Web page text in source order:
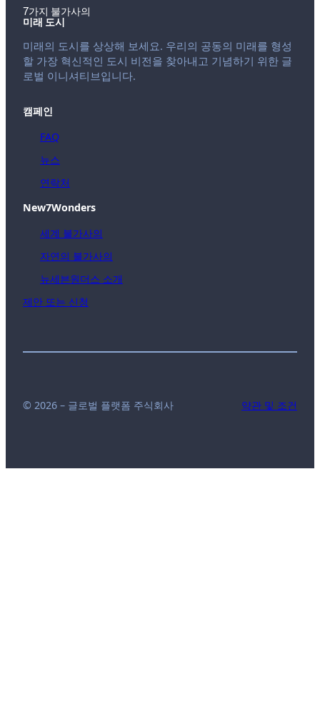
7가지 불가사의
미래 도시
미래의 도시를 상상해 보세요. 우리의 공동의 미래를 형성
할 가장 혁신적인 도시 비전을 찾아내고 기념하기 위한 글
로벌 이니셔티브입니다.
캠페인
FAQ
뉴스
연락처
New7Wonders
세계 불가사의
자연의 불가사의
뉴세븐원더스 소개
제안 또는 신청
© 2026 – 글로벌 플랫폼 주식회사 약관 및 조건